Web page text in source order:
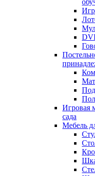
Игровая
сада
Мебель